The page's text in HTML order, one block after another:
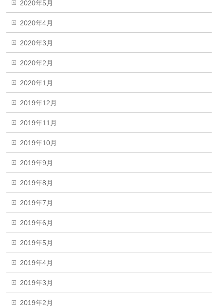
2020年5月
2020年4月
2020年3月
2020年2月
2020年1月
2019年12月
2019年11月
2019年10月
2019年9月
2019年8月
2019年7月
2019年6月
2019年5月
2019年4月
2019年3月
2019年2月